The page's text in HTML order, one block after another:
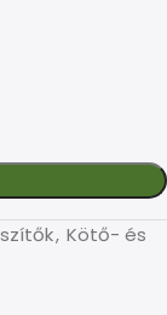
, Kötő- és